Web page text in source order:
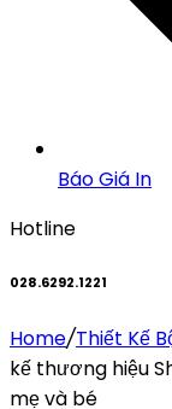
Báo Giá In
Hotline
028.6292.1221
Home/Thiết Kế
kế thương hiệu
mẹ và bé